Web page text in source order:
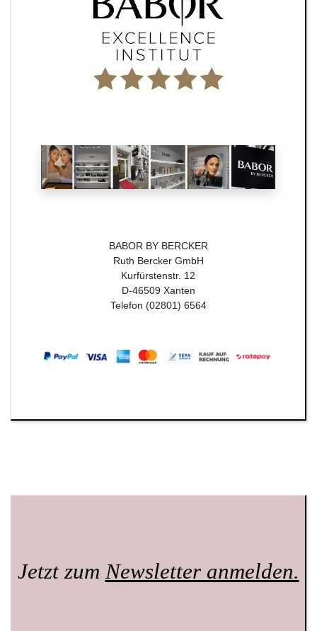
BABOR BY BERCKER
Ruth Bercker GmbH
Kurfürstenstr. 12
D-46509 Xanten
Telefon (02801) 6564
Jetzt zumNewsletter anmelden.